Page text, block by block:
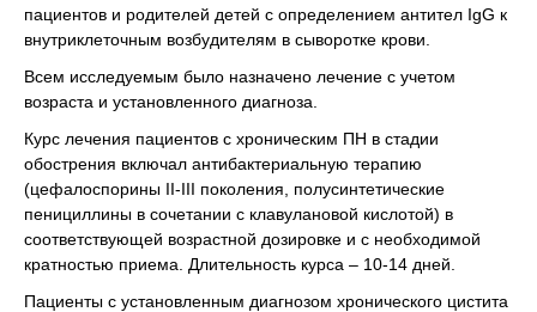
пациентов и родителей детей с определением антител IgG к
внутриклеточным возбудителям в сыворотке крови.
Всем исследуемым было назначено лечение с учетом
возраста и установленного диагноза.
Курс лечения пациентов с хроническим ПН в стадии
обострения включал антибактериальную терапию
(цефалоспорины ІІ-ІІІ поколения, полусинтетические
пенициллины в сочетании с клавулановой кислотой) в
соответствующей возрастной дозировке и с необходимой
кратностью приема. Длительность курса – 10-14 дней.
Пациенты с установленным диагнозом хронического цистита